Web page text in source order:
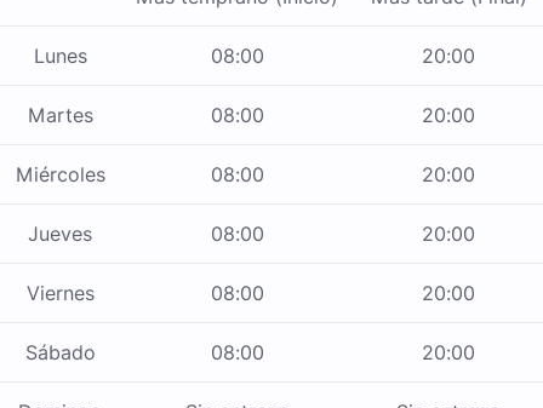
Lunes 08:00 20:00
Martes 08:00 20:00
Miércoles 08:00 20:00
Jueves 08:00 20:00
Viernes 08:00 20:00
Sábado 08:00 20:00